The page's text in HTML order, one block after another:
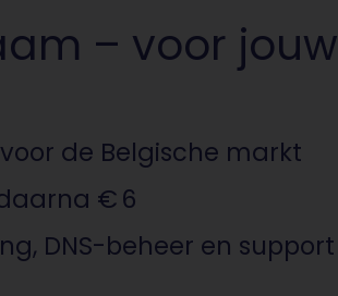
– voor jouw
de Belgische markt
€ 6
DNS-beheer en support